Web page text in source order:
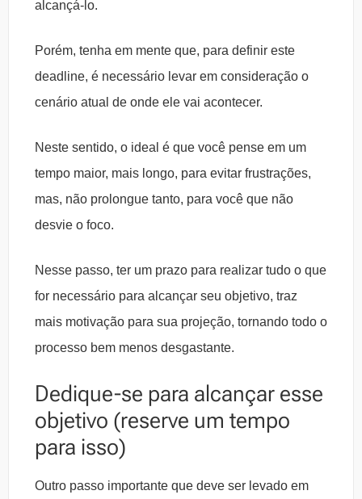
alcançá-lo.
Porém, tenha em mente que, para definir este
deadline, é necessário levar em consideração o
cenário atual de onde ele vai acontecer.
Neste sentido, o ideal é que você pense em um
tempo maior, mais longo, para evitar frustrações,
mas, não prolongue tanto, para você que não
desvie o foco.
Nesse passo, ter um prazo para realizar tudo o que
for necessário para alcançar seu objetivo, traz
mais motivação para sua projeção, tornando todo o
processo bem menos desgastante.
Dedique-se para alcançar esse
objetivo (reserve um tempo
para isso)
Outro passo importante que deve ser levado em